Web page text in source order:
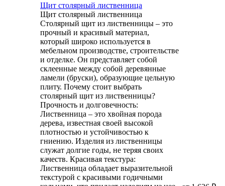
Щит столярный лиственница
Щит столярный лиственница
Столярный щит из лиственницы – это
прочный и красивый материал,
который широко используется в
мебельном производстве, строительстве
и отделке. Он представляет собой
склеенные между собой деревянные
ламели (бруски), образующие цельную
плиту. Почему стоит выбрать
столярный щит из лиственницы?
Прочность и долговечность:
Лиственница – это хвойная порода
дерева, известная своей высокой
плотностью и устойчивостью к
гниению. Изделия из лиственницы
служат долгие годы, не теряя своих
качеств. Красивая текстура:
Лиственница обладает выразительной
текстурой с красивыми годичными